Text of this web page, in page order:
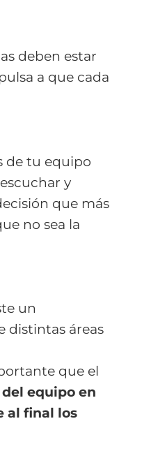
deben estar
a que cada
de tu equipo
y
que más
no sea la
un
distintas áreas
que el
equipo en
al final los